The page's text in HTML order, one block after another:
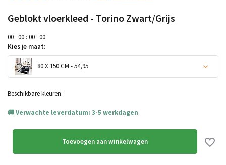
Geblokt vloerkleed - Torino Zwart/Grijs
00 : 00 : 00 : 00
Kies je maat:
80 X 150 CM - 54,95
Beschikbare kleuren:
Verwachte leverdatum: 3-5 werkdagen
Toevoegen aan winkelwagen